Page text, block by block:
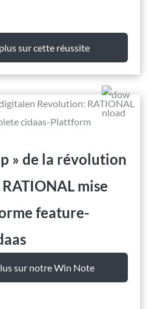
sur cette réussite
» de la révolution
mise
feature-
sur notre Win Note